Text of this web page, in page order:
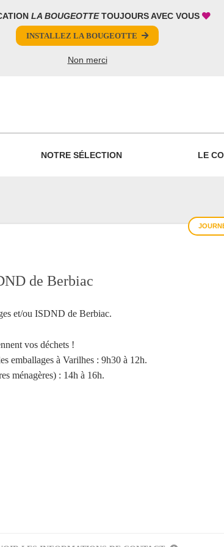
LA BOUGEOTTETOUJOURS AVEC VOUS
INSTALLEZ LA BOUGEOTTE
Non merci
NOTRE SÉLECTION LE
de Berbiac
et/ou ISDND de Berbiac.
vos déchets !
emballages à Varilhes : 9h30 à 12h.
ménagères) : 14h à 16h.
PARTAGER